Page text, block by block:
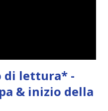
di lettura* -
& inizio della